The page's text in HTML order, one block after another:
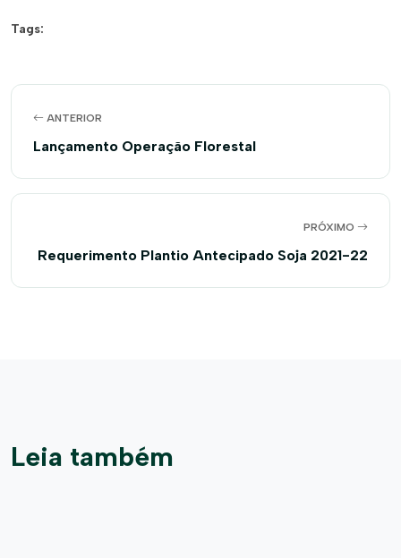
Tags:
ANTERIOR
Lançamento Operação Florestal
PRÓXIMO
Requerimento Plantio Antecipado Soja 2021-22
Leia também